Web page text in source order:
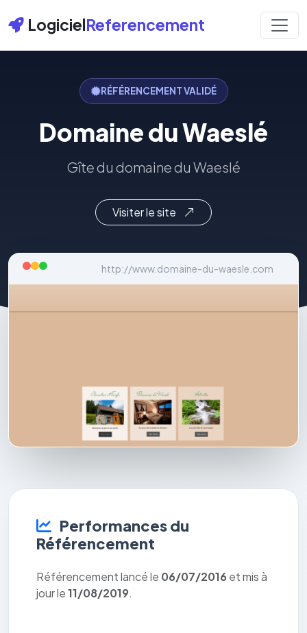
LogicielReferencement
RÉFÉRENCEMENT VALIDÉ
Domaine du Waeslé
Gîte du domaine du Waeslé
Visiter le site
http://www.domaine-du-waesle.com
Performances du
Référencement
Référencement lancé le 06/07/2016 et mis à
jour le11/08/2019.